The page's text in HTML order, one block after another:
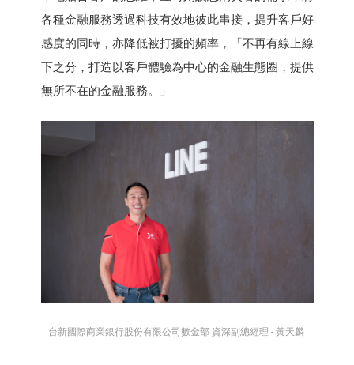
各種金融服務透過科技有效地彼此串接，提升客戶好
感度的同時，亦降低被打擾的頻率，「不再有線上線
下之分，打造以客戶體驗為中心的金融生態圈，提供
無所不在的金融服務。」
台新國際商業銀行股份有限公司數金部 資深副總經理 - 黃天麟